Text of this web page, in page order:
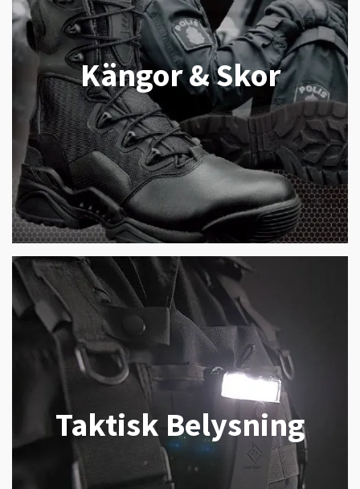
Kängor & Skor
Taktisk Belysning